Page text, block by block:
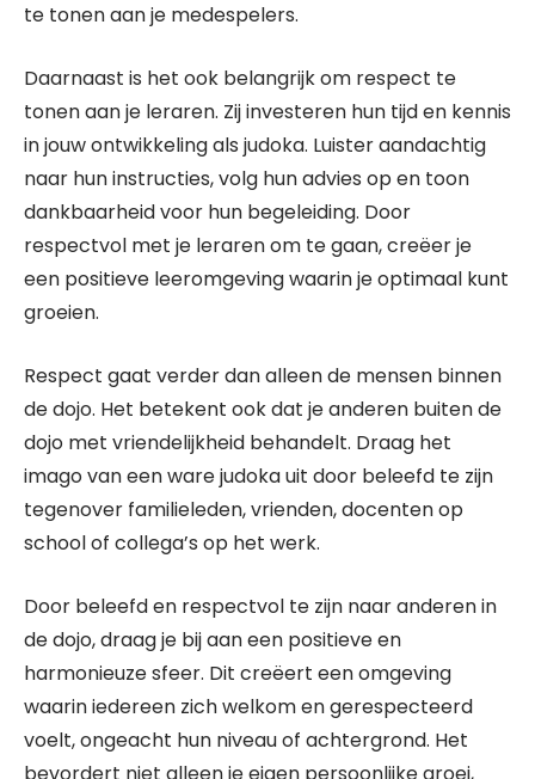
te tonen aan je medespelers.
Daarnaast is het ook belangrijk om respect te
tonen aan je leraren. Zij investeren hun tijd en kennis
in jouw ontwikkeling als judoka. Luister aandachtig
naar hun instructies, volg hun advies op en toon
dankbaarheid voor hun begeleiding. Door
respectvol met je leraren om te gaan, creëer je
een positieve leeromgeving waarin je optimaal kunt
groeien.
Respect gaat verder dan alleen de mensen binnen
de dojo. Het betekent ook dat je anderen buiten de
dojo met vriendelijkheid behandelt. Draag het
imago van een ware judoka uit door beleefd te zijn
tegenover familieleden, vrienden, docenten op
school of collega’s op het werk.
Door beleefd en respectvol te zijn naar anderen in
de dojo, draag je bij aan een positieve en
harmonieuze sfeer. Dit creëert een omgeving
waarin iedereen zich welkom en gerespecteerd
voelt, ongeacht hun niveau of achtergrond. Het